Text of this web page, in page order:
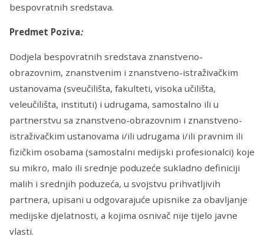
bespovratnih sredstava.
Predmet Poziva:
Dodjela bespovratnih sredstava znanstveno-
obrazovnim, znanstvenim i znanstveno-istraživačkim
ustanovama (sveučilišta, fakulteti, visoka učilišta,
veleučilišta, instituti) i udrugama, samostalno ili u
partnerstvu sa znanstveno-obrazovnim i znanstveno-
istraživačkim ustanovama i/ili udrugama i/ili pravnim ili
fizičkim osobama (samostalni medijski profesionalci) koje
su mikro, malo ili srednje poduzeće sukladno definiciji
malih i srednjih poduzeća, u svojstvu prihvatljivih
partnera, upisani u odgovarajuće upisnike za obavljanje
medijske djelatnosti, a kojima osnivač nije tijelo javne
vlasti.